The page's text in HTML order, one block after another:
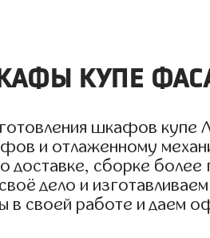
купе
шкафов купе
и отлаженному
доставке, сборке
дело и
в своей работе и даем